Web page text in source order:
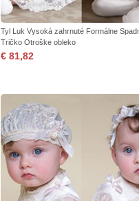
Tyl Luk Vysoká zahrnuté Formálne
Tričko Otroške obleko
€ 81,82